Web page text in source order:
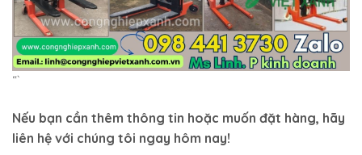
“`
Nếu bạn cần thêm thông tin hoặc muốn đặt hàng, hãy
liên hệ với chúng tôi ngay hôm nay!